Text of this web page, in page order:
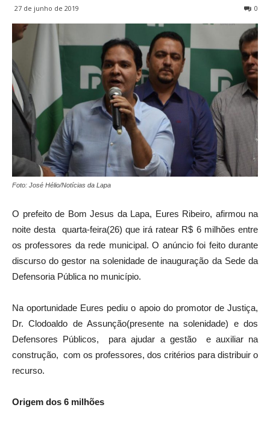
27 de junho de 2019 0
Foto: José Hélio/Notícias da Lapa
O prefeito de Bom Jesus da Lapa, Eures Ribeiro, afirmou na
noite desta quarta-feira(26) que irá ratear R$ 6 milhões entre
os professores da rede municipal. O anúncio foi feito durante
discurso do gestor na solenidade de inauguração da Sede da
Defensoria Pública no município.
Na oportunidade Eures pediu o apoio do promotor de Justiça,
Dr. Clodoaldo de Assunção(presente na solenidade) e dos
Defensores Públicos, para ajudar a gestão e auxiliar na
construção, com os professores, dos critérios para distribuir o
recurso.
Origem dos 6 milhões